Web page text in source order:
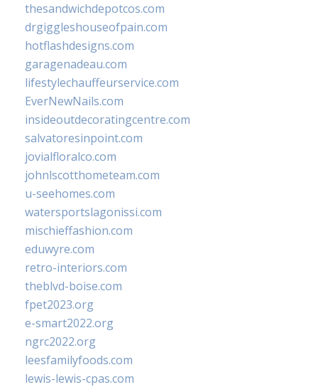
thesandwichdepotcos.com
drgiggleshouseofpain.com
hotflashdesigns.com
garagenadeau.com
lifestylechauffeurservice.com
EverNewNails.com
insideoutdecoratingcentre.com
salvatoresinpoint.com
jovialfloralco.com
johnlscotthometeam.com
u-seehomes.com
watersportslagonissi.com
mischieffashion.com
eduwyre.com
retro-interiors.com
theblvd-boise.com
fpet2023.org
e-smart2022.org
ngrc2022.org
leesfamilyfoods.com
lewis-lewis-cpas.com